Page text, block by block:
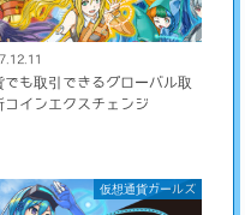
でも取引できるグローバル取
コインエクスチェンジ
仮想通貨ガールズ